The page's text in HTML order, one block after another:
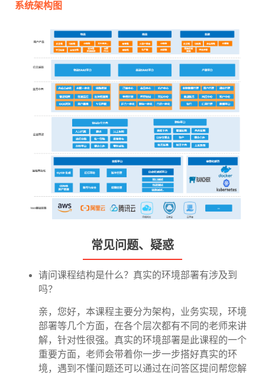
系统架构图
常见问题、疑惑
请问课程结构是什么？真实的环境部署有涉及到
吗？
亲，您好，本课程主要分为架构，业务实现，环境
部署等几个方面，在各个层次都有不同的老师来讲
解，针对性很强。真实的环境部署是此课程的一个
重要方面，老师会带着你一步一步搭好真实的环
境，遇到不懂问题还可以通过在问答区提问帮您解